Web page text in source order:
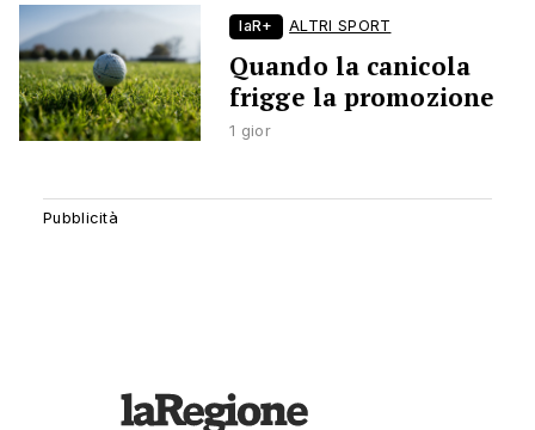
laR+ ALTRI SPORT
Quando la canicola
frigge la promozione
1 gior